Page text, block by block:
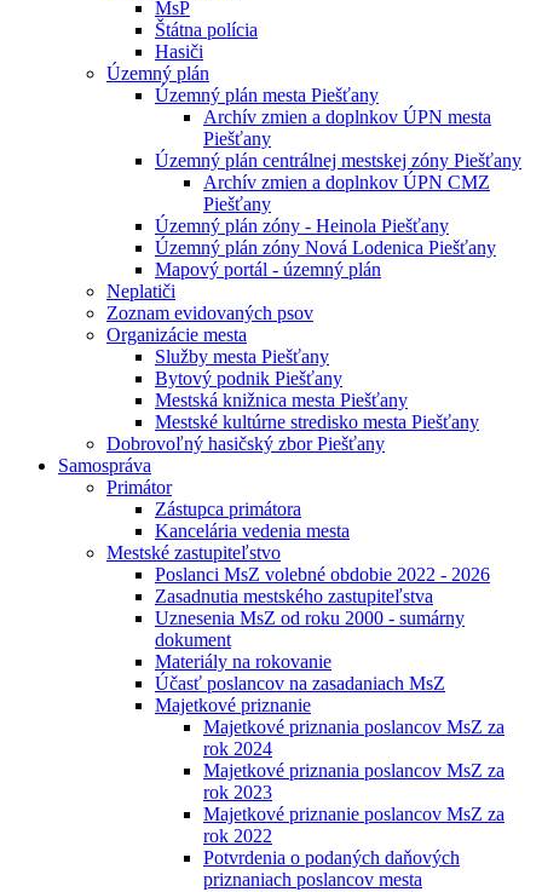
MsP
Štátna polícia
Hasiči
Územný plán
Územný plán mesta Piešťany
Archív zmien a doplnkov ÚPN mesta
Piešťany
Územný plán centrálnej mestskej zóny Piešťany
Archív zmien a doplnkov ÚPN CMZ
Piešťany
Územný plán zóny - Heinola Piešťany
Územný plán zóny Nová Lodenica Piešťany
Mapový portál - územný plán
Neplatiči
Zoznam evidovaných psov
Organizácie mesta
Služby mesta Piešťany
Bytový podnik Piešťany
Mestská knižnica mesta Piešťany
Mestské kultúrne stredisko mesta Piešťany
Dobrovoľný hasičský zbor Piešťany
Samospráva
Primátor
Zástupca primátora
Kancelária vedenia mesta
Mestské zastupiteľstvo
Poslanci MsZ volebné obdobie 2022 - 2026
Zasadnutia mestského zastupiteľstva
Uznesenia MsZ od roku 2000 - sumárny
dokument
Materiály na rokovanie
Účasť poslancov na zasadaniach MsZ
Majetkové priznanie
Majetkové priznania poslancov MsZ za
rok 2024
Majetkové priznania poslancov MsZ za
rok 2023
Majetkové priznanie poslancov MsZ za
rok 2022
Potvrdenia o podaných daňových
priznaniach poslancov mesta